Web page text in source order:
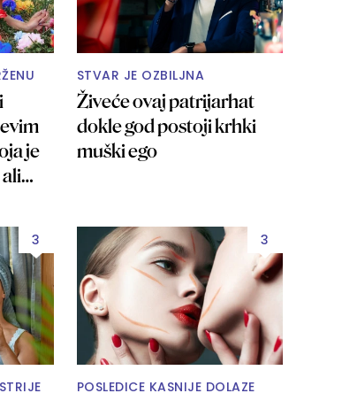
je
STVAR JE OZBILJNA
Živeće ovaj patrijarhat
dokle god postoji krhki
muški ego
3 3
POSLEDICE KASNIJE DOLAZE